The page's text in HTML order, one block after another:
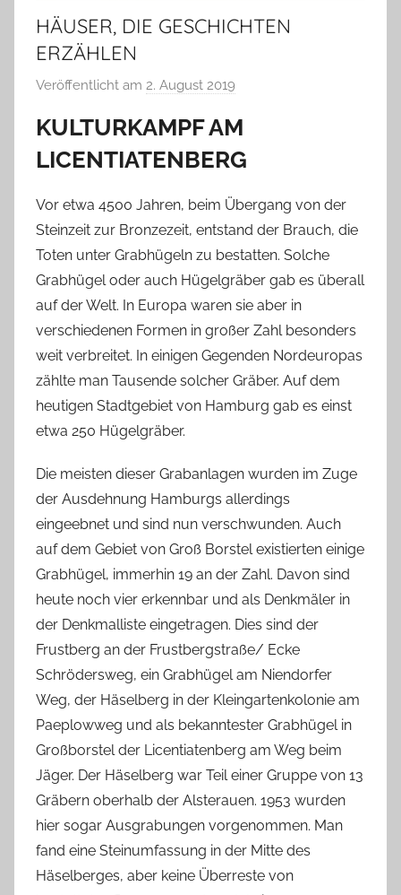
HÄUSER, DIE GESCHICHTEN
ERZÄHLEN
Veröffentlicht am 2. August 2019
n
T
b
e
a
B
a
s
c
KULTURKAMPF AM
LICENTIATENBERG
Vor etwa 4500 Jahren, beim Übergang von der
Steinzeit zur Bronzezeit, entstand der Brauch, die
Toten unter Grabhügeln zu bestatten. Solche
Grabhügel oder auch Hügelgräber gab es überall
auf der Welt. In Europa waren sie aber in
verschiedenen Formen in großer Zahl besonders
weit verbreitet. In einigen Gegenden Nordeuropas
zählte man Tausende solcher Gräber. Auf dem
heutigen Stadtgebiet von Hamburg gab es einst
etwa 250 Hügelgräber.
Die meisten dieser Grabanlagen wurden im Zuge
der Ausdehnung Hamburgs allerdings
eingeebnet und sind nun verschwunden. Auch
auf dem Gebiet von Groß Borstel existierten einige
Grabhügel, immerhin 19 an der Zahl. Davon sind
heute noch vier erkennbar und als Denkmäler in
der Denkmalliste eingetragen. Dies sind der
Frustberg an der Frustbergstraße/ Ecke
Schrödersweg, ein Grabhügel am Niendorfer
Weg, der Häselberg in der Kleingartenkolonie am
Paeplowweg und als bekanntester Grabhügel in
Großborstel der Licentiatenberg am Weg beim
Jäger. Der Häselberg war Teil einer Gruppe von 13
Gräbern oberhalb der Alsterauen. 1953 wurden
hier sogar Ausgrabungen vorgenommen. Man
fand eine Steinumfassung in der Mitte des
Häselberges, aber keine Überreste von